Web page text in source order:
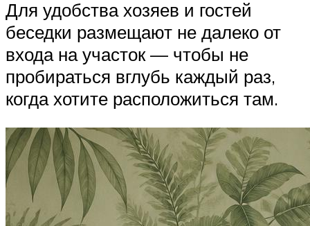
Для удобства хозяев и гостей
беседки размещают не далеко от
входа на участок — чтобы не
пробираться вглубь каждый раз,
когда хотите расположиться там.